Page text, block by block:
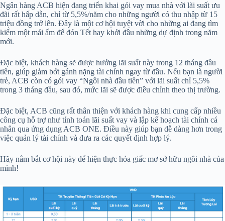
Ngân hàng ACB hiện đang triển khai gói vay mua nhà với lãi suất ưu
đãi rất hấp dẫn, chỉ từ 5,5%/năm cho những người có thu nhập từ 15
triệu đồng trở lên. Đây là một cơ hội tuyệt vời cho những ai đang tìm
kiếm một mái ấm để đón Tết hay khởi đầu những dự định trong năm
mới.
Đặc biệt, khách hàng sẽ được hưởng lãi suất này trong 12 tháng đầu
tiên, giúp giảm bớt gánh nặng tài chính ngay từ đầu. Nếu bạn là người
trẻ, ACB còn có gói vay “Ngôi nhà đầu tiên” với lãi suất chỉ 5,5%
trong 3 tháng đầu, sau đó, mức lãi sẽ được điều chỉnh theo thị trường.
Đặc biệt, ACB cũng rất thân thiện với khách hàng khi cung cấp nhiều
công cụ hỗ trợ như tính toán lãi suất vay và lập kế hoạch tài chính cá
nhân qua ứng dụng ACB ONE. Điều này giúp bạn dễ dàng hơn trong
việc quản lý tài chính và đưa ra các quyết định hợp lý.
Hãy nắm bắt cơ hội này để hiện thực hóa giấc mơ sở hữu ngôi nhà của
mình!